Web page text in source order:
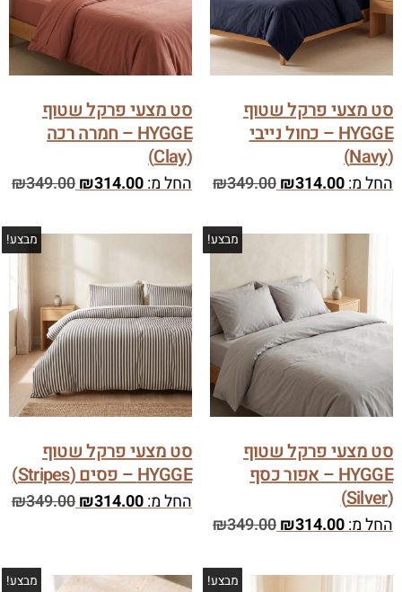
סט מצעי פרקל שטוף
HYGGE – כחול נייבי
(Navy)
החל מ: ₪314.00
₪349.00
סט מצעי פרקל שטוף
HYGGE – חמרה רכה
(Clay)
החל מ: ₪314.00
₪349.00
מבצע!
סט מצעי פרקל שטוף
HYGGE – אפור כסף
(Silver)
החל מ: ₪314.00
₪349.00
מבצע!
סט מצעי פרקל שטוף
HYGGE – פסים (Stripes)
החל מ: ₪314.00
₪349.00
מבצע! מבצע!